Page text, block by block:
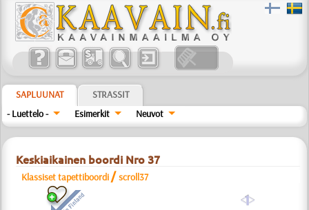
SAPLUUNAT
STRASSIT
- Luettelo -
Esimerkit Neuvot
Keskiaikainen boordi Nro 37
Klassiset tapettiboordi /scroll37
a